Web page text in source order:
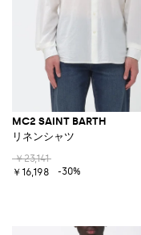
MC2 SAINT BARTH
リネンシャツ
￥23,141
￥16,198
-30%